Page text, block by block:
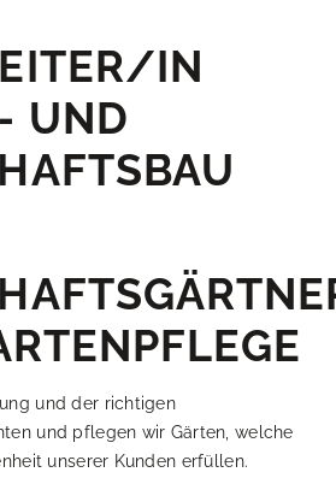
IN
UND
und der richtigen
und pflegen wir Gärten, welche
unserer Kunden erfüllen.